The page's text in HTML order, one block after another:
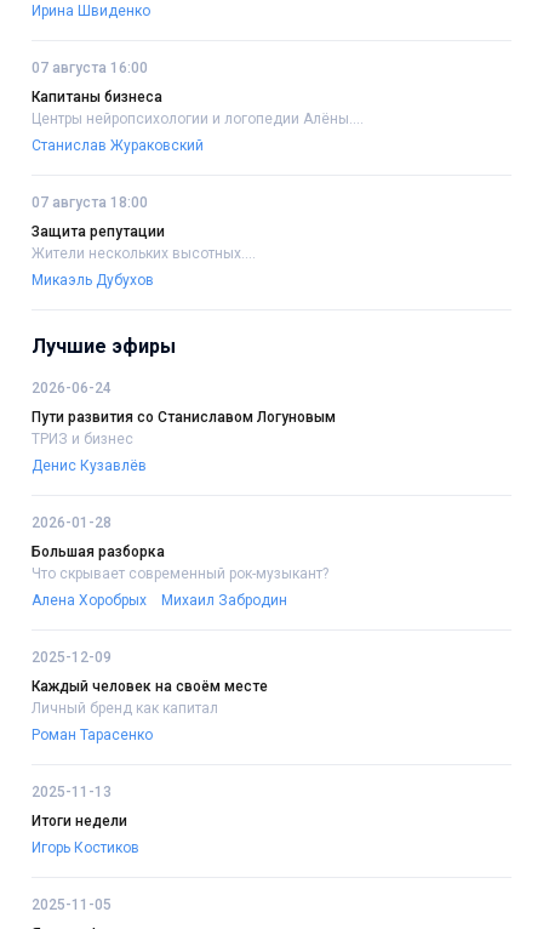
Ирина Швиденко
07 августа 16:00
Капитаны бизнеса
Центры нейропсихологии и логопедии Алёны....
Станислав Жураковский
07 августа 18:00
Защита репутации
Жители нескольких высотных....
Микаэль Дубухов
Лучшие эфиры
2026-06-24
Пути развития со Станиславом Логуновым
ТРИЗ и бизнес
Денис Кузавлёв
2026-01-28
Большая разборка
Что скрывает современный рок-музыкант?
Алена Хоробрых
Михаил Забродин
2025-12-09
Каждый человек на своём месте
Личный бренд как капитал
Роман Тарасенко
2025-11-13
Итоги недели
Игорь Костиков
2025-11-05